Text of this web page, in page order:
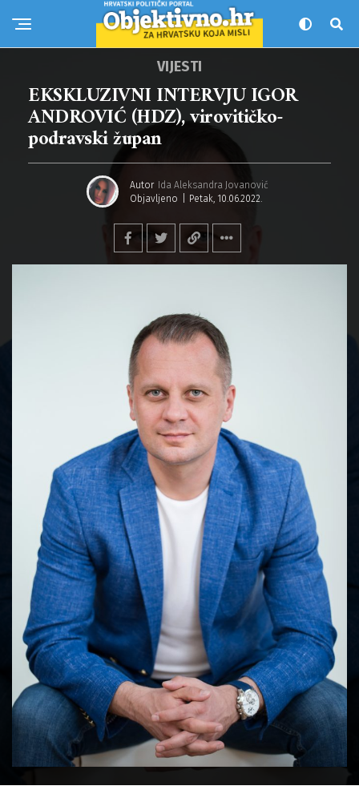
VIJESTI
EKSKLUZIVNI INTERVJU IGOR
ANDROVIĆ (HDZ), virovitičko-
podravski župan
Autor Ida Aleksandra Jovanović
Objavljeno
Petak, 10.06.2022.